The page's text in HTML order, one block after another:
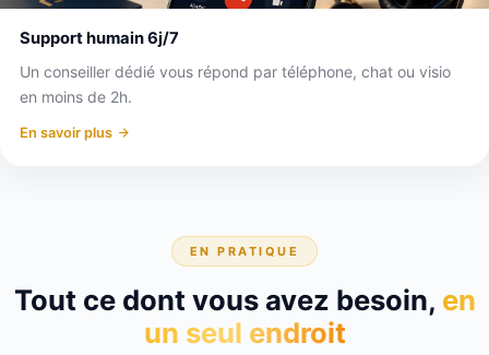
Support humain 6j/7
Un conseiller dédié vous répond par téléphone, chat ou visio
en moins de 2h.
En savoir plus
EN PRATIQUE
Tout ce dont vous avez besoin, en
un seul endroit